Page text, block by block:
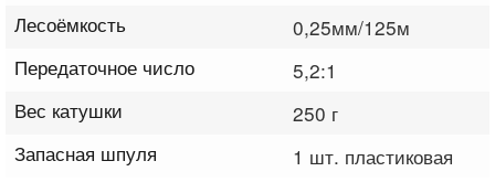
Лесоёмкость
0,25мм/125м
Передаточное число
5,2:1
Вес катушки
250 г
Запасная шпуля
1 шт. пластиковая